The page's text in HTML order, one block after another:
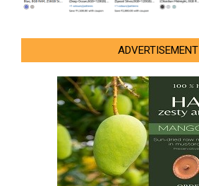
ADVERTISEMENT